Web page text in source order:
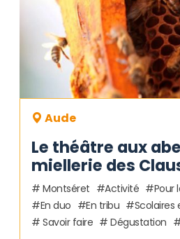
Le théâtre aux
miellerie des
Aude
Montséret Activité Pour
En duo
En tribu Scolaires
Savoir faire
Dégustation